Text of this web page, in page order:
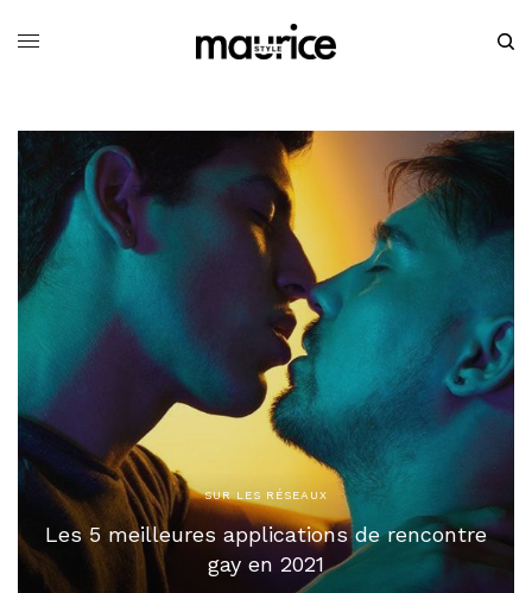
SUR LES RÉSEAUX
Les 5 meilleures applications de rencontre
gay en 2021